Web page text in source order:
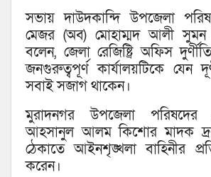
সভায় দাউদকান্দি উপজেলা
মেজর (অব) মোহাম্মদ আলী
বলেন, জেলা রেজিষ্ট্রি অফিস
জনগুরুত্বপূর্ণ কার্যালয়টিকে যেন
সবাই সজাগ থাকেন।
মুরাদনগর উপজেলা পরিষদের
আহসানুল আলম কিশোর মাদক
ঠেকাতে আইনশৃঙ্খলা বাহিনীর
করেন।